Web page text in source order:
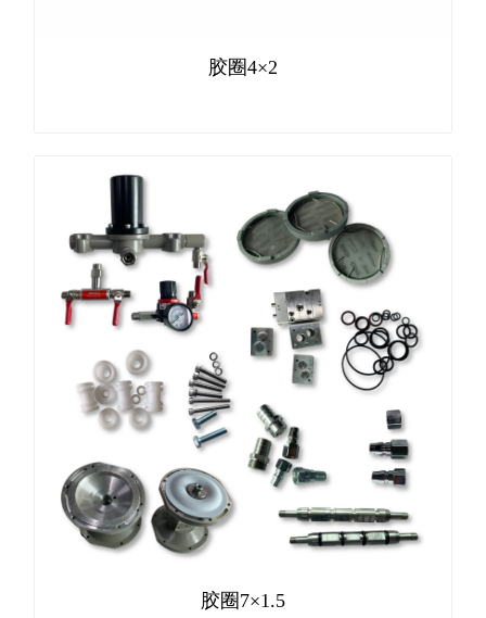
胶圈4×2
胶圈7×1.5